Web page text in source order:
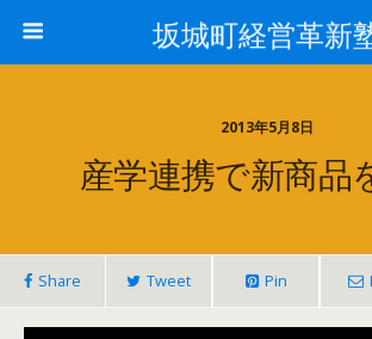
坂城町経営革新
2013年5月8日
産学連携で新商品
Share Tweet Pin